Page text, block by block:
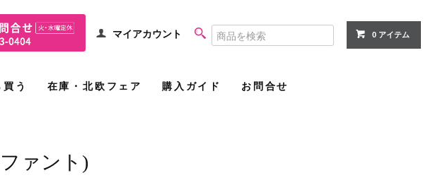
マイアカウント 0 アイテム
う 在庫・北欧フェア 購入ガイド お問合せ
ァント)